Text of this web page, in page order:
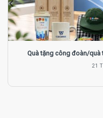
Quà tặng công đoàn/quà
21